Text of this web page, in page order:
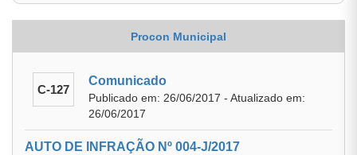
Procon Municipal
C-127
Comunicado
Publicado em: 26/06/2017 - Atualizado em:
26/06/2017
AUTO DE INFRAÇÃO Nº 004-J/2017